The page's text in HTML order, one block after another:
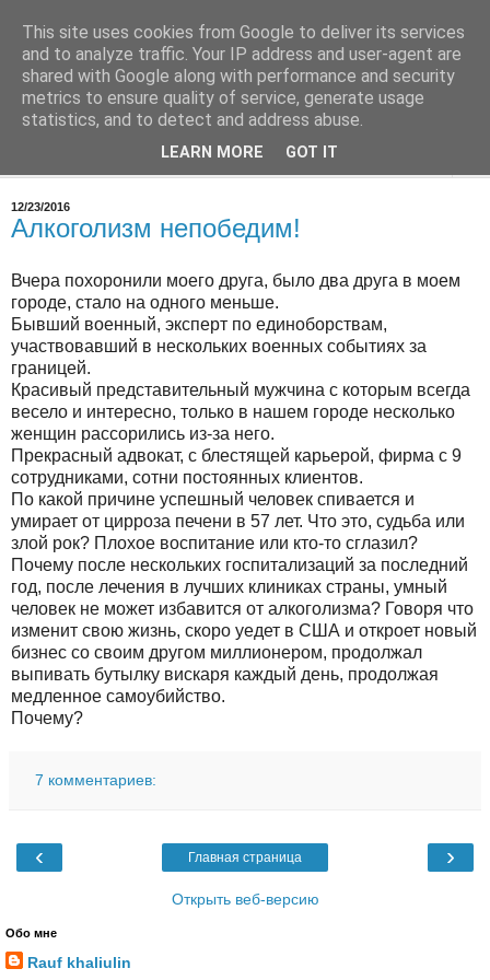
Врач в Испании
О работе, о медицине в Испании
12/23/2016
Алкоголизм непобедим!
Вчера похоронили моего друга, было два друга в моем
городе, стало на одного меньше.
Бывший военный, эксперт по единоборствам,
участвовавший в нескольких военных событиях за
границей.
Красивый представительный мужчина с которым всегда
весело и интересно, только в нашем городе несколько
женщин рассорились из-за него.
Прекрасный адвокат, с блестящей карьерой, фирма с 9
сотрудниками, сотни постоянных клиентов.
По какой причине успешный человек спивается и
умирает от цирроза печени в 57 лет. Что это, судьба или
злой рок? Плохое воспитание или кто-то сглазил?
Почему после нескольких госпитализаций за последний
год, после лечения в лучших клиниках страны, умный
человек не может избавится от алкоголизма? Говоря что
изменит свою жизнь, скоро уедет в США и откроет новый
бизнес со своим другом миллионером, продолжал
выпивать бутылку вискаря каждый день, продолжая
медленное самоубийство.
Почему?
7 комментариев:
‹ ›
Главная страница
Открыть веб-версию
Обо мне
Rauf khaliulin
This site uses cookies from Google to deliver its services
and to analyze traffic. Your IP address and user-agent are
shared with Google along with performance and security
metrics to ensure quality of service, generate usage
statistics, and to detect and address abuse.
LEARN MORE GOT IT